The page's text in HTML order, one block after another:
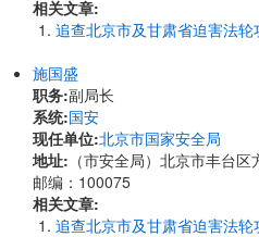
相关文章:
追查北京市及甘肃省迫害法
施国盛
职务:副局长
系统:国安
现任单位:北京市国家安全局
地址: （市安全局）北京市丰台
邮编：100075
相关文章:
追查北京市及甘肃省迫害法